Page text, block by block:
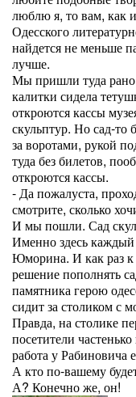
люблю я, то вам, как
Одесского
найдется не меньше
лучше.
Мы пришли туда
калитки сидела
откроются кассы
скульптур. Но сад-то
за воротами, рукой
туда без билетов,
откроются кассы.
- Да пожалуста,
смотрите, сколько
И мы пошли. Сад
Именно здесь каждый
Юморина. И как раз
решение пополнять
памятника герою
сидит за столиком с
Правда, на столике
посетители
работа у Рабиновича
А кто по-вашему
А? Конечно же, он!